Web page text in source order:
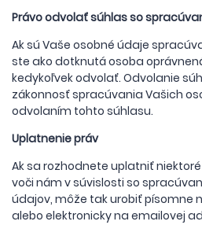
Právo odvolať súhlas so
Ak sú Vaše osobné údaje
ste ako dotknutá osoba
kedykoľvek odvolať. Odvolanie
zákonnosť spracúvania Vašich
odvolaním tohto súhlasu.
Uplatnenie práv
Ak sa rozhodnete uplatniť
voči nám v súvislosti so
údajov, môže tak urobiť písomne
alebo elektronicky na emailovej